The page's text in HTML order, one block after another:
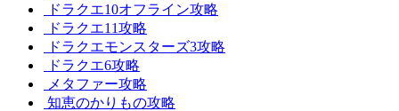
ドラクエ10オフライン攻略
ドラクエ11攻略
ドラクエモンスターズ3攻略
ドラクエ6攻略
メタファー攻略
知恵のかりもの攻略